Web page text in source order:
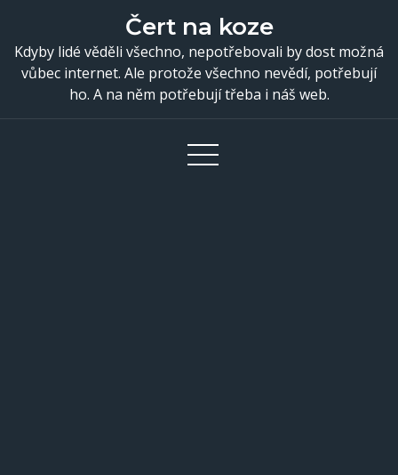
content
Čert na koze
Kdyby lidé věděli všechno, nepotřebovali by dost možná
vůbec internet. Ale protože všechno nevědí, potřebují
ho. A na něm potřebují třeba i náš web.